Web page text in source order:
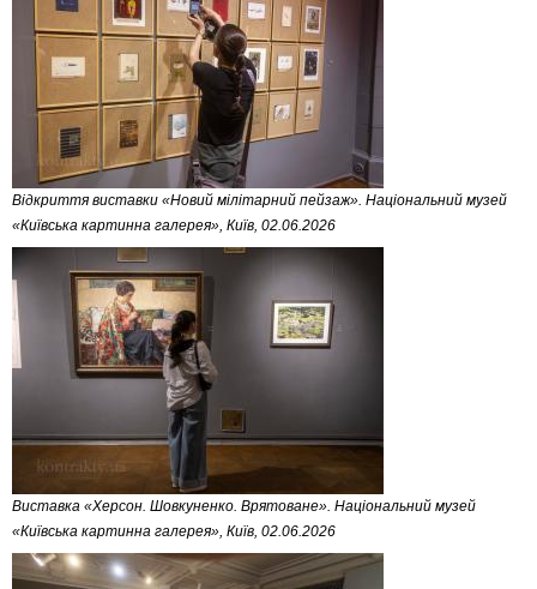
Відкриття виставки «Новий мілітарний пейзаж». Національний музей
«Київська картинна галерея», Київ, 02.06.2026
Виставка «Херсон. Шовкуненко. Врятоване». Національний музей
«Київська картинна галерея», Київ, 02.06.2026